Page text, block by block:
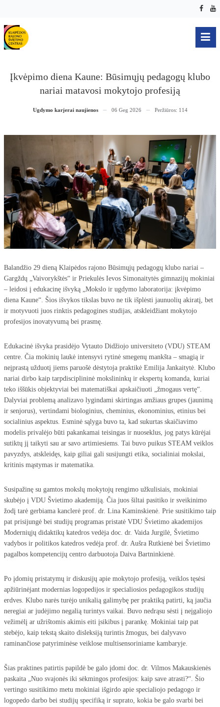
Įkvėpimo diena Kaune: Būsimųjų pedagogų klubo
nariai matavosi mokytojo profesiją
Ugdymo karjerai naujienos 06 Geg 2026 Peržiūros: 114
Balandžio 29 dieną Klaipėdos rajono Būsimųjų pedagogų klubo nariai –
Gargždų „Vaivorykštės“ ir Priekulės Ievos Simonaitytės gimnazijų mokiniai
– leidosi į edukacinę išvyką „Mokslo ir ugdymo laboratorija: įkvėpimo
diena Kaune“. Šios išvykos tikslas buvo ne tik išplėsti jaunuolių akiratį, bet
ir motyvuoti juos rinktis pedagogines studijas, atskleidžiant mokytojo
profesijos inovatyvumą bei prasmę.
Edukacinė išvyka prasidėjo Vytauto Didžiojo universiteto (VDU) STEAM
centre. Čia mokinių laukė intensyvi rytinė smegenų mankšta – smagią ir
neįprastą užduotį jiems paruošė dėstytoja praktikė Emilija Jankaitytė. Klubo
nariai dirbo kaip tarpdisciplininė mokslininkų ir ekspertų komanda, kuriai
teko iššūkis objektyviai bei matematiškai apskaičiuoti „žmogaus vertę“.
Dalyviai problemą analizavo lygindami skirtingas amžiaus grupes (jaunimą
ir senjorus), vertindami biologinius, cheminius, ekonominius, etinius bei
socialinius aspektus. Esminė sąlyga buvo ta, kad sukurtas skaičiavimo
modelis privalėjo būti pakankamai teisingas ir nuoseklus, jog patys kūrėjai
sutiktų jį taikyti sau ar savo artimiesiems. Tai buvo puikus STEAM veiklos
pavyzdys, atskleidęs, kaip giliai gali susijungti etika, socialiniai mokslai,
kritinis mąstymas ir matematika.
Susipažinę su gamtos mokslų mokytojų rengimo užkulisiais, mokiniai
skubėjo į VDU Švietimo akademiją. Čia juos šiltai pasitiko ir sveikinimo
žodį tarė gerbiama kanclerė prof. dr. Lina Kaminskienė. Prie susitikimo taip
pat prisijungė bei studijų programas pristatė VDU Švietimo akademijos
Moderniųjų didaktikų katedros vedėja doc. dr. Vaida Jurgilė, Švietimo
vadybos ir politikos katedros vedėja prof. dr. Aušra Rutkienė bei Švietimo
pagalbos kompetencijų centro darbuotoja Daiva Bartninkienė.
Po įdomių pristatymų ir diskusijų apie mokytojo profesiją, veiklos tęsėsi
apžiūrinėjant modernias logopedijos ir specialiosios pedagogikos studijų
erdves. Klubo narės turėjo unikalią galimybę per praktiką patirti, ką jaučia
neregiai ar judėjimo negalią turintys vaikai. Buvo nedrąsu sėsti į neįgaliojo
vežimėlį ar užrištomis akimis eiti įsikibus į parankę. Mokiniai taip pat
stebėjo, kaip tekstą skaito disleksiją turintis žmogus, bei dalyvavo
raminančiose patyriminėse veiklose multisensoriniame kambaryje.
Šias praktines patirtis papildė be galo įdomi doc. dr. Vilmos Makauskienės
paskaita „Nuo svajonės iki sėkmingos profesijos: kaip save atrasti?“. Šio
vertingo susitikimo metu mokiniai išgirdo apie specialiojo pedagogo ir
logopedo darbo bei studijų specifiką ir suprato, kokia be galo svarbi bei